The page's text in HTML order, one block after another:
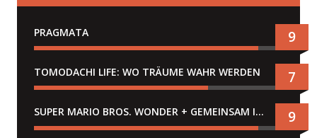
PRAGMATA 9
TOMODACHI LIFE: WO TRÄUME WAHR WERDEN 7
SUPER MARIO BROS. WONDER + GEMEINSAM IM BELLABEL-PARK 9